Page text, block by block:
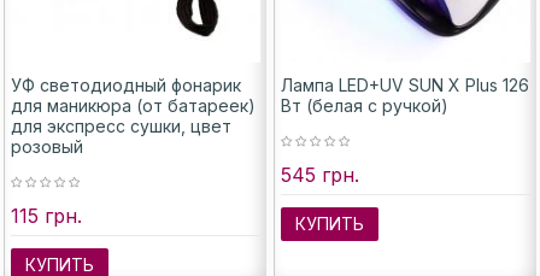
УФ светодиодный фонарик
для маникюра (от батареек)
для экспресс сушки, цвет
розовый
115 грн.
КУПИТЬ
Лампа LED+UV SUN X Plus 126
Вт (белая с ручкой)
545 грн.
КУПИТЬ